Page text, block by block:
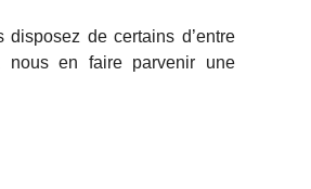
disposez de certains d’entre
nous en faire parvenir une